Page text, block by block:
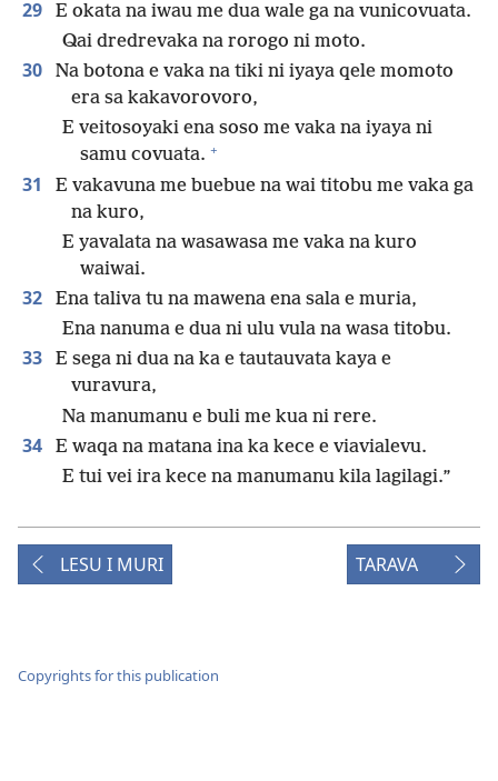
29
E okata na iwau me dua wale ga na vunicovuata.
Qai dredrevaka na rorogo ni moto.
30
Na botona e vaka na tiki ni iyaya qele momoto
era sa kakavorovoro,
E veitosoyaki ena soso me vaka na iyaya ni
samu covuata. +
31
E vakavuna me buebue na wai titobu me vaka ga
na kuro,
E yavalata na wasawasa me vaka na kuro
waiwai.
32
Ena taliva tu na mawena ena sala e muria,
Ena nanuma e dua ni ulu vula na wasa titobu.
33
E sega ni dua na ka e tautauvata kaya e
vuravura,
Na manumanu e buli me kua ni rere.
34
E waqa na matana ina ka kece e viavialevu.
E tui vei ira kece na manumanu kila lagilagi.”
LESU I MURI TARAVA
Copyrights for this publication